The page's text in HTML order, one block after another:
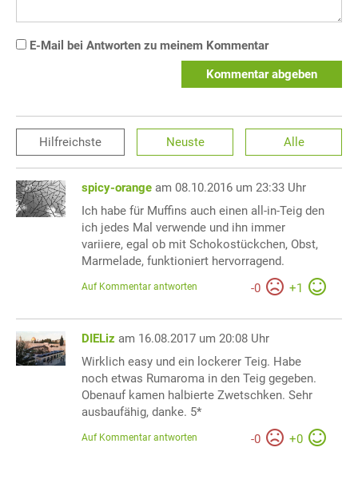
E-Mail bei Antworten zu meinem Kommentar
Kommentar abgeben
Hilfreichste Neuste Alle
spicy-orange am 08.10.2016 um 23:33 Uhr
Ich habe für Muffins auch einen all-in-Teig den
ich jedes Mal verwende und ihn immer
variiere, egal ob mit Schokostückchen, Obst,
Marmelade, funktioniert hervorragend.
-0 +1
Auf Kommentar antworten
DIELiz am 16.08.2017 um 20:08 Uhr
Wirklich easy und ein lockerer Teig. Habe
noch etwas Rumaroma in den Teig gegeben.
Obenauf kamen halbierte Zwetschken. Sehr
ausbaufähig, danke. 5*
-0 +0
Auf Kommentar antworten